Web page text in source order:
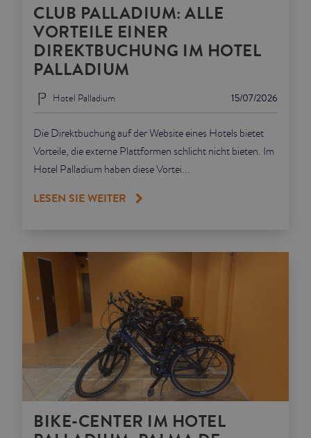
CLUB PALLADIUM: ALLE
VORTEILE EINER
DIREKTBUCHUNG IM HOTEL
PALLADIUM
15/07/2026
Hotel Palladium
Die Direktbuchung auf der Website eines Hotels bietet
Vorteile, die externe Plattformen schlicht nicht bieten. Im
Hotel Palladium haben diese Vortei...
LESEN SIE WEITER
BIKE-CENTER IM HOTEL